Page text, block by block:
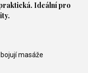
Ideální pro
masáže